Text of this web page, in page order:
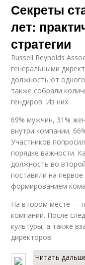
Секреты
лет:
стратегии
Russell Reynolds
генеральными
должность от
также собрали
гендиров. Из них:
69% мужчин, 31%
внутри компании,
Участников
порядке важности.
должность во
поставили на
формированием
На втором месте —
компании. После
культуры, а также
директоров.
Читать